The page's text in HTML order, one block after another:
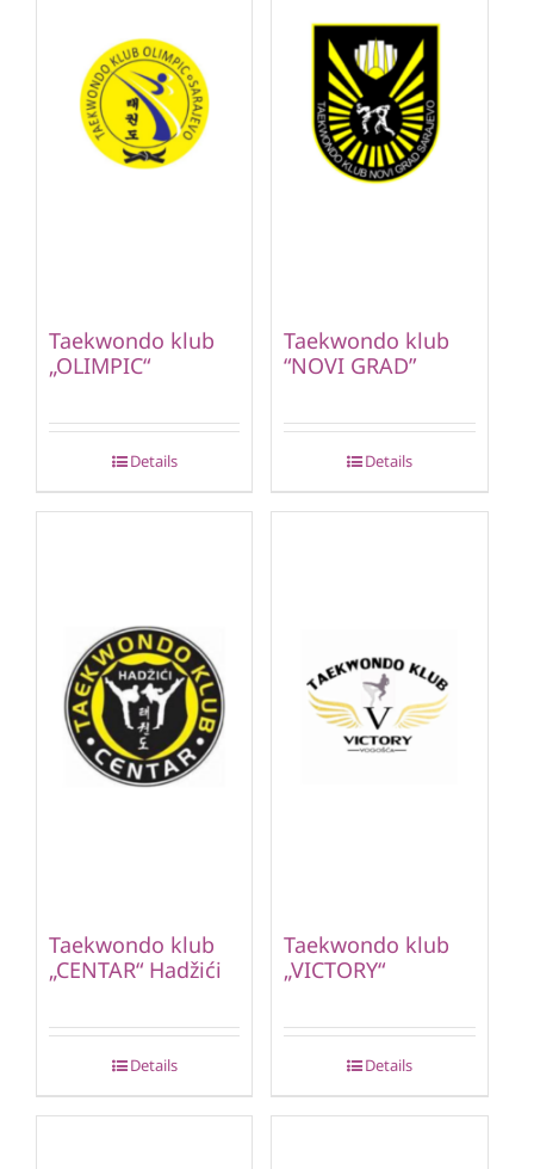
Taekwondo klub
„OLIMPIC“
Details
Taekwondo klub
“NOVI GRAD”
Details
Taekwondo klub
„CENTAR“ Hadžići
Details
Taekwondo klub
„VICTORY“
Details